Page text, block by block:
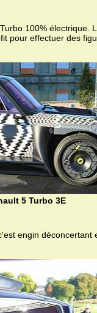
100% électrique.
pour effectuer des
5 Turbo 3E
engin déconcertant